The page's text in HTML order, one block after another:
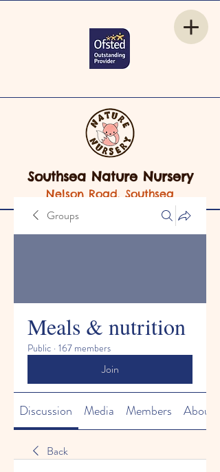
Southsea Nature Nursery
Nelson Road, Southsea
Groups
Meals & nutrition
Public · 167 members
Join
Discussion Media Members About
Back